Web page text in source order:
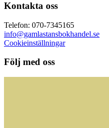
Kontakta oss
Telefon: 070-7345165
info@gamlastansbokhandel.se
Cookieinställningar
Följ med oss